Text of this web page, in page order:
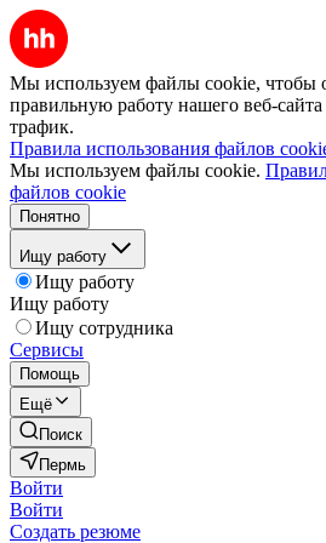
Мы используем файлы cookie, чтобы
правильную работу нашего веб-сайта
трафик.
Правила использования файлов
Мы используем файлы cookie.
файлов cookie
Понятно
Ищу работу
Ищу работу
Ищу работу
Ищу сотрудника
Сервисы
Помощь
Ещё
Поиск
Пермь
Войти
Войти
Создать резюме